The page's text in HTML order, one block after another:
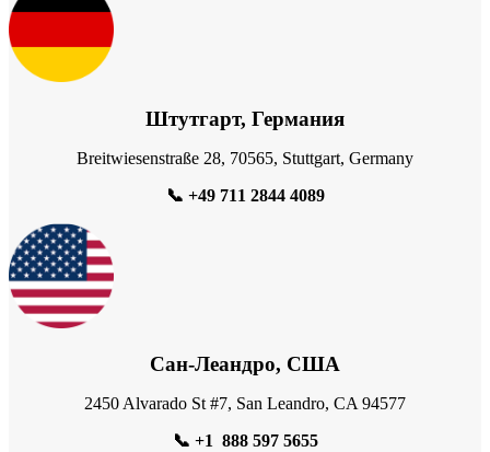
Штутгарт, Германия
Breitwiesenstraße 28, 70565, Stuttgart, Germany
📞 +49 711 2844 4089
Сан-Леандро, США
2450 Alvarado St #7, San Leandro, CA 94577
📞 +1 888 597 5655